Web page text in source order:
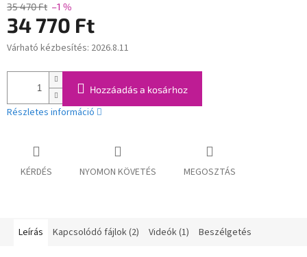
35 470 Ft –1 %
34 770 Ft
Egységár:
Várható kézbesítés: 2026.8.11
Hozzáadás a kosárhoz
Részletes információ
KÉRDÉS NYOMON KÖVETÉS MEGOSZTÁS
Leírás Kapcsolódó fájlok (2) Videók (1) Beszélgetés